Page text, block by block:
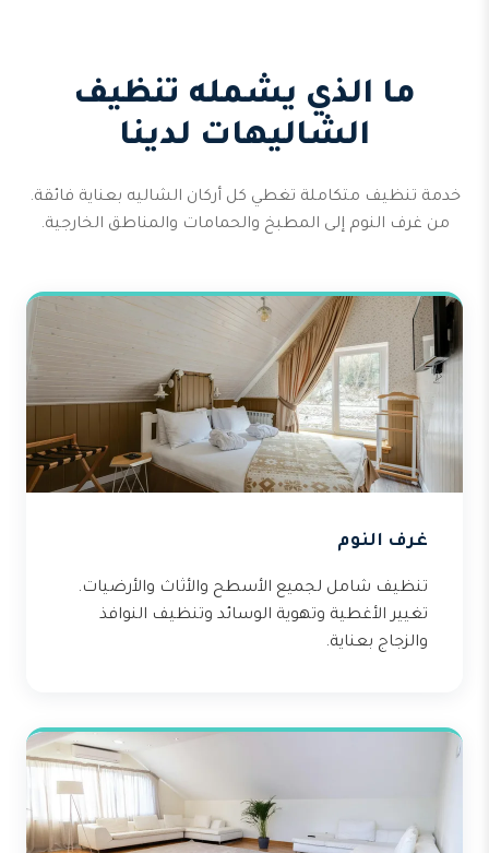
ما الذي يشمله تنظيف
الشاليهات لدينا
خدمة تنظيف متكاملة تغطي كل أركان الشاليه بعناية فائقة.
من غرف النوم إلى المطبخ والحمامات والمناطق الخارجية.
غرف النوم
تنظيف شامل لجميع الأسطح والأثاث والأرضيات.
تغيير الأغطية وتهوية الوسائد وتنظيف النوافذ
والزجاج بعناية.